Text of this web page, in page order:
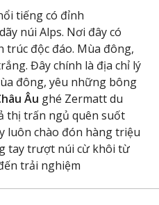
tiếng có đỉnh
núi Alps. Nơi đây có
độc đáo. Mùa đông,
Đây chính là địa chỉ lý
đông, yêu những bông
Âu ghé Zermatt du
thị trấn ngủ quên suốt
luôn chào đón hàng triệu
tay trượt núi cừ khôi từ
trải nghiệm